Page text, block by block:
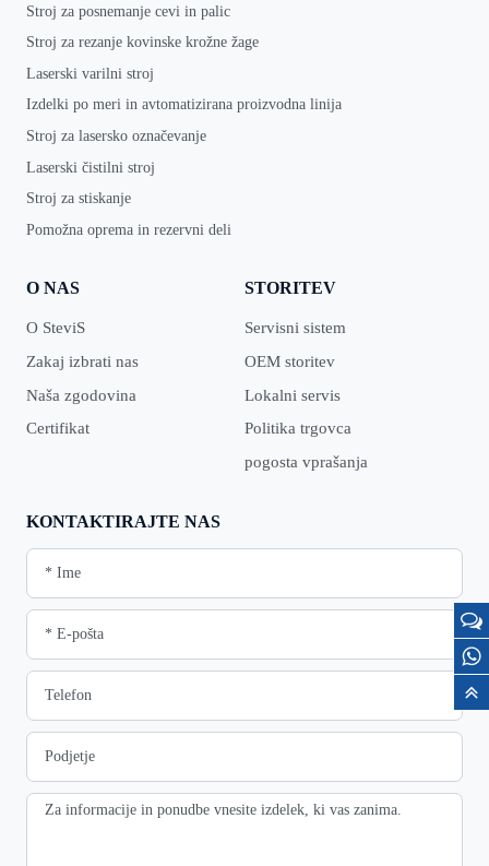
Stroj za posnemanje cevi in palic
Stroj za rezanje kovinske krožne žage
Laserski varilni stroj
Izdelki po meri in avtomatizirana proizvodna linija
Stroj za lasersko označevanje
Laserski čistilni stroj
Stroj za stiskanje
Pomožna oprema in rezervni deli
O NAS
O SteviS
Zakaj izbrati nas
Naša zgodovina
Certifikat
STORITEV
Servisni sistem
OEM storitev
Lokalni servis
Politika trgovca
pogosta vprašanja
KONTAKTIRAJTE NAS